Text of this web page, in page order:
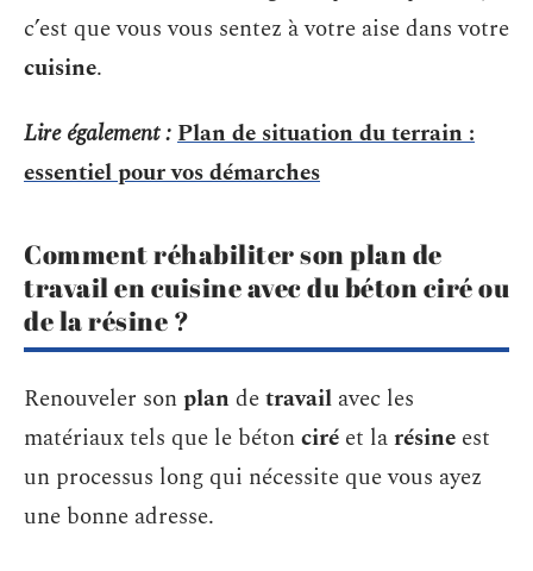
c’est que vous vous sentez à votre aise dans votre
cuisine.
Lire également :Plan de situation du terrain :
essentiel pour vos démarches
Comment réhabiliter son plan de
travail en cuisine avec du béton ciré ou
de la résine ?
Renouveler sonplandetravail avec les
matériaux tels que le bétonciré et larésine est
un processus long qui nécessite que vous ayez
une bonne adresse.